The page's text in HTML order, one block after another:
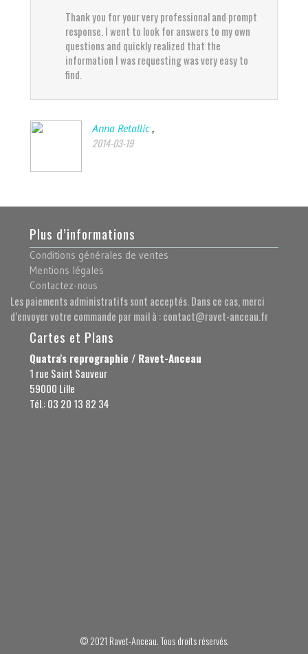
Thank you for your very professional and prompt
response. I went to look for answers to my own
questions and quickly realized that the
information I was requesting was very easy to
find.
Anna Retallic ,
2014-03-19
Plus d’informations
Conditions générales de ventes
Mentions légales
Contactez-nous
Les paiements administratifs sont acceptés. Dans ce cas, merci
d’envoyer votre commande par mail à : contact@ravet-anceau.fr
Cartes et Plans
Quatra's reprographie / Ravet-Anceau
1 rue Saint Sauveur
59000 Lille
Tél.: 03 20 13 82 34
© 2021 Ravet-Anceau. Tous droits réservés.